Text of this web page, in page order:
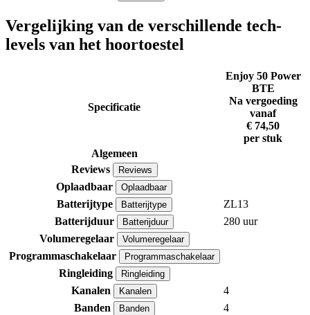
Vergelijking van de verschillende tech-
levels van het hoortoestel
Specificatie
Enjoy 50 Power
BTE
Na vergoeding
vanaf
€ 74,50
per stuk
Algemeen
Reviews
Reviews
Oplaadbaar Oplaadbaar
Batterijtype Batterijtype
ZL13
Batterijduur
Batterijduur
280 uur
Volumeregelaar
Volumeregelaar
Programmaschakelaar Programmaschakelaar
Ringleiding Ringleiding
Kanalen Kanalen
4
Banden
Banden
4